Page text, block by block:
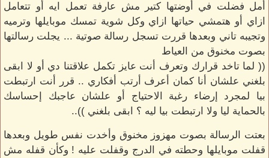
أمل فضلت في أوضتها كتير مش عارفة تعمل ايه أو تتعامل
ازاي أو هتمشي حياتها ازاي وكل شوية تمسك موبايلها وترميه
وتجيبه تاني وبعدها قررت تسجل رسالة صوتية ... يجلت رسالتها
بصوت مخنوق من العياط
(( لما تاخد قرارك وتعرف أنت عايز تكمل علاقتنا دي أو لا ابقى
بلغني علشان أنا كمان أعرف أرتب أفكاري .. قرر أنت ارتبطت
بيا لمجرد إرضاء رغبة الاحتياج أو علشان عاجبك إحساسك
بالحماية ليا ولا ارتبطت بيا ليه ؟ ابقى بلغني ))..
بعتت الرسالة بصوت مهزوز مخنوق وأخدت نفس طويل وبعدها
قفلت موبايلها وحطته في الدرج وقفلت عليه ! وكأن قفله مش